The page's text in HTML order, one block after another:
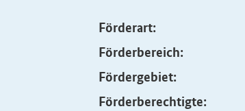
Förderart:
Förderbereich:
Fördergebiet:
Förderberechtigte: